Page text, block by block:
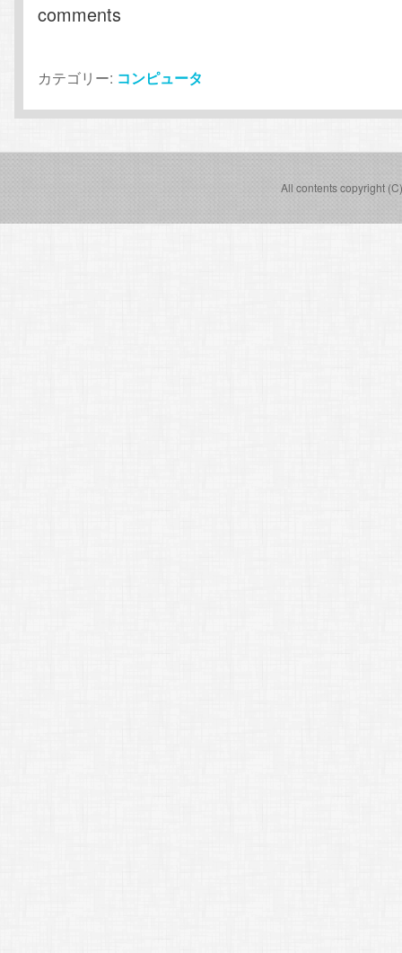
comments
カテゴリー: コンピュータ
All contents copyright